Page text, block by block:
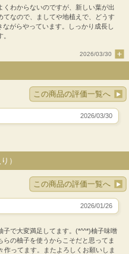
わからないのですが、新しい葉が出
なので、ましてや地植えで、どうす
がらやっています。しっかり成長し
2026/03/30
この商品の評価一覧へ
2026/03/30
）
この商品の評価一覧へ
2026/01/26
で大変満足してます。(*^^*)柚子味噌
の柚子を使うからこそだと思ってま
ってます。またよろしくお願いしま